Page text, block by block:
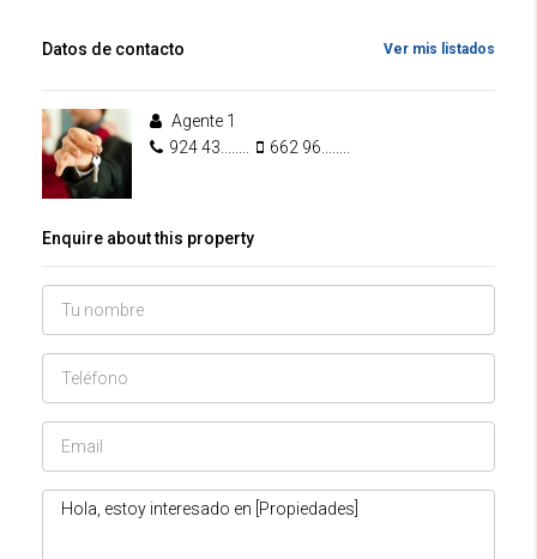
Datos de contacto Ver mis listados
Agente 1
924 43........
662 96........
Enquire about this property